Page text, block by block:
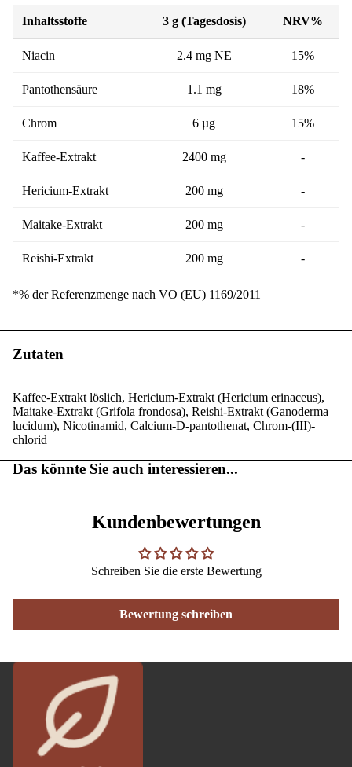
Inhaltsstoffe 3 g (Tagesdosis) NRV%
Niacin 2.4 mg NE 15%
Pantothensäure 1.1 mg 18%
Chrom 6 µg 15%
Kaffee-Extrakt 2400 mg -
Hericium-Extrakt 200 mg -
Maitake-Extrakt 200 mg -
Reishi-Extrakt 200 mg -
*% der Referenzmenge nach VO (EU) 1169/2011
Zutaten
Kaffee-Extrakt löslich, Hericium-Extrakt (Hericium erinaceus),
Maitake-Extrakt (Grifola frondosa), Reishi-Extrakt (Ganoderma
lucidum), Nicotinamid, Calcium-D-pantothenat, Chrom-(III)-
chlorid
Das könnte Sie auch interessieren...
Kundenbewertungen
Schreiben Sie die erste Bewertung
Bewertung schreiben